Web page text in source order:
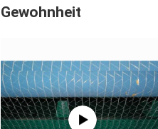
Gewohnheit